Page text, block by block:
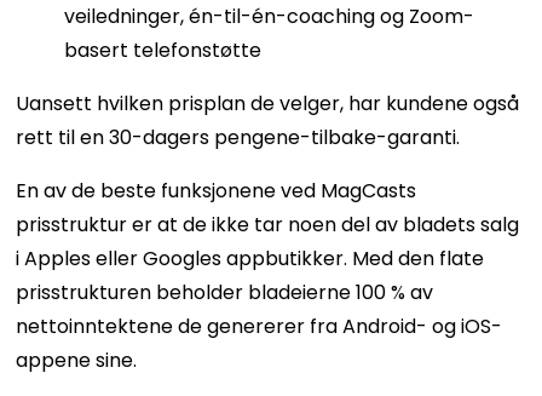
veiledninger, én-til-én-coaching og Zoom-
basert telefonstøtte
Uansett hvilken prisplan de velger, har kundene også
rett til en 30-dagers pengene-tilbake-garanti.
En av de beste funksjonene ved MagCasts
prisstruktur er at de ikke tar noen del av bladets salg
i Apples eller Googles appbutikker. Med den flate
prisstrukturen beholder bladeierne 100 % av
nettoinntektene de genererer fra Android- og iOS-
appene sine.